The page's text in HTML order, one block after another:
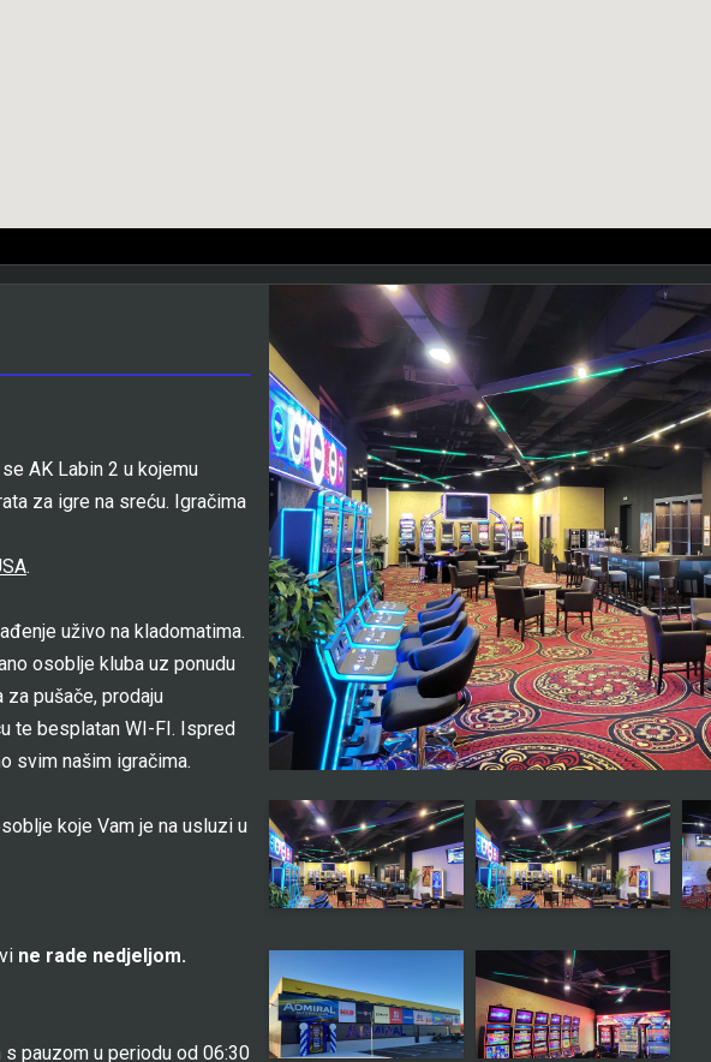
AK Labin 2 u kojemu
za igre na sreću. Igračima
.
uživo na kladomatima.
osoblje kluba uz ponudu
pušače, prodaju
te besplatan WI-FI. Ispred
svim našim igračima.
koje Vam je na usluzi u
ne rade nedjeljom.
s pauzom u periodu od 06:30